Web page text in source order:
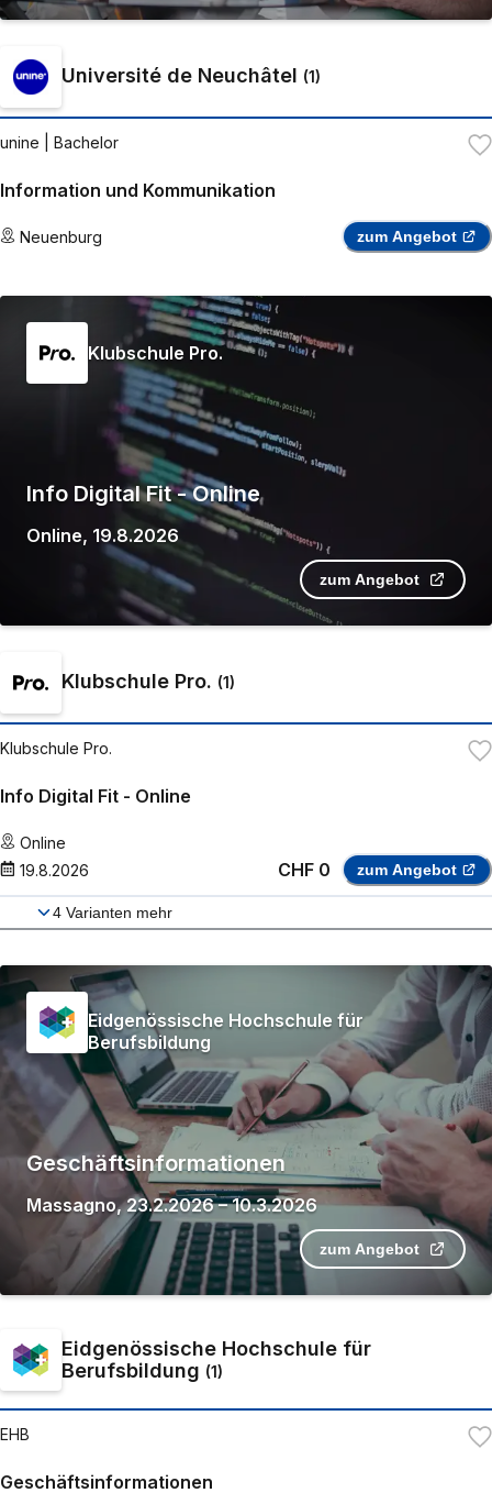
Université de Neuchâtel (1 )
unine | Bachelor
Information und Kommunikation
Neuenburg zum Angebot
Klubschule Pro.
Info Digital Fit - Online
Online, 19.8.2026
zum Angebot
Klubschule Pro. (1 )
Klubschule Pro.
Info Digital Fit - Online
Online
19.8.2026
CHF 0 zum Angebot
4 Varianten mehr
Eidgenössische Hochschule für
Berufsbildung
Geschäftsinformationen
Massagno,23.2.2026–10.3.2026
zum Angebot
Eidgenössische Hochschule für
Berufsbildung (1)
EHB
Geschäftsinformationen